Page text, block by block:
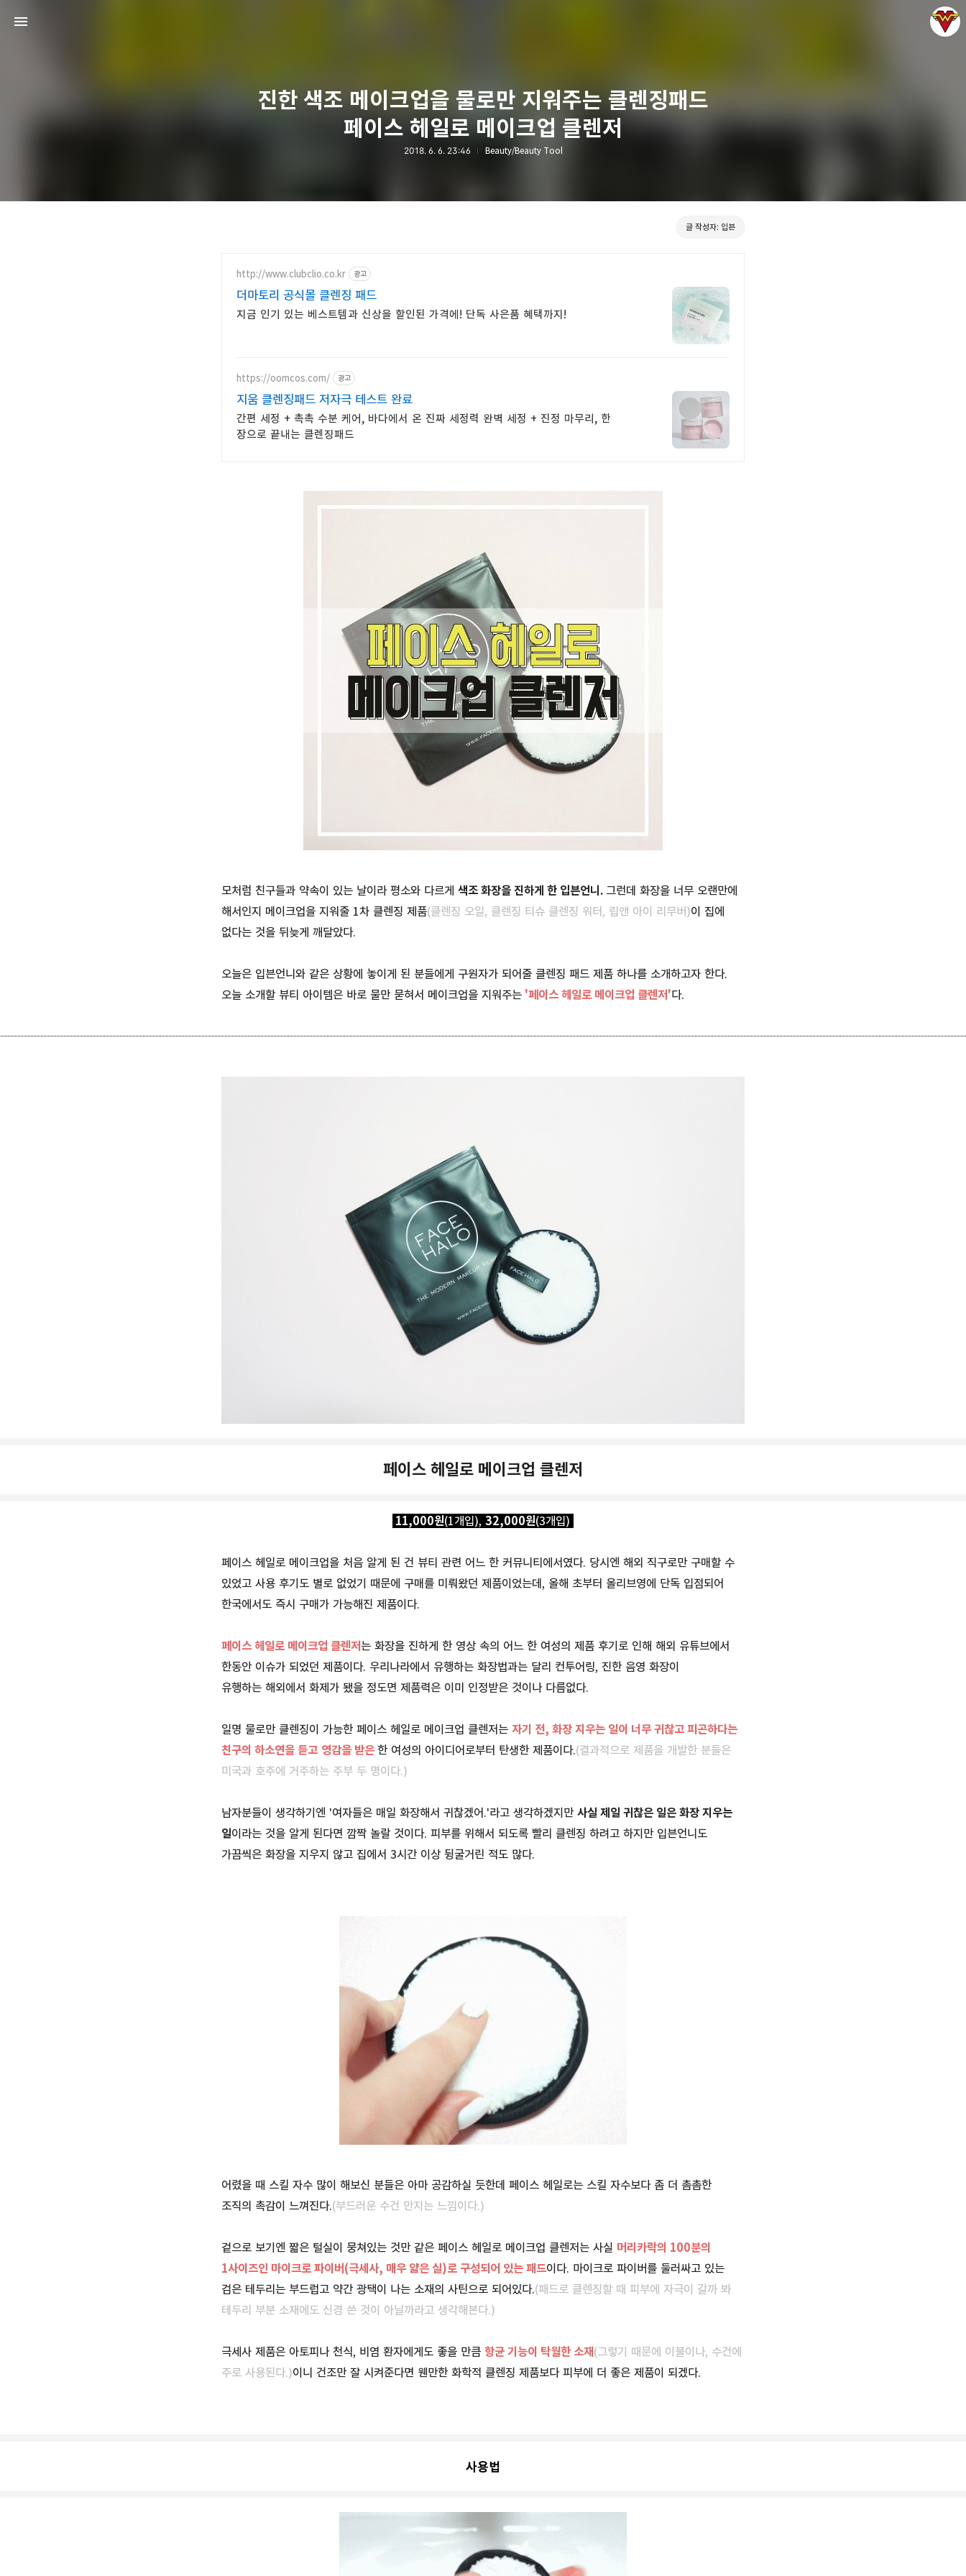
진한 색조 메이크업을 물로만 지워주는 클렌징패드
페이스 헤일로 메이크업 클렌저
2018. 6. 6. 23:46 Beauty/Beauty Tool
글 작성자: 입븐
http://www.clubclio.co.kr 광고
더마토리 공식몰 클렌징 패드
지금 인기 있는 베스트템과 신상을 할인된 가격에! 단독 사은품 혜택까지!
https://oomcos.com/ 광고
지움 클렌징패드 저자극 테스트 완료
간편 세정 + 촉촉 수분 케어, 바다에서 온 진짜 세정력 완벽 세정 + 진정 마무리, 한
장으로 끝내는 클렌징패드
모처럼 친구들과 약속이 있는 날이라 평소와 다르게 색조 화장을 진하게 한 입븐언니. 그런데 화장을 너무 오랜만에
해서인지 메이크업을 지워줄 1차 클렌징 제품(클렌징 오일, 클렌징 티슈 클렌징 워터, 립앤 아이 리무버)이 집에
없다는 것을 뒤늦게 깨달았다.
오늘은 입븐언니와 같은 상황에 놓이게 된 분들에게 구원자가 되어줄 클렌징 패드 제품 하나를 소개하고자 한다.
오늘 소개할 뷰티 아이템은 바로 물만 묻혀서 메이크업을 지워주는 '페이스 헤일로 메이크업 클렌저'다.
페이스 헤일로 메이크업 클렌저
11,000원(1개입), 32,000원(3개입)
페이스 헤일로 메이크업을 처음 알게 된 건 뷰티 관련 어느 한 커뮤니티에서였다. 당시엔 해외 직구로만 구매할 수
있었고 사용 후기도 별로 없었기 때문에 구매를 미뤄왔던 제품이었는데, 올해 초부터 올리브영에 단독 입점되어
한국에서도 즉시 구매가 가능해진 제품이다.
페이스 헤일로 메이크업 클렌저는 화장을 진하게 한 영상 속의 어느 한 여성의 제품 후기로 인해 해외 유튜브에서
한동안 이슈가 되었던 제품이다. 우리나라에서 유행하는 화장법과는 달리 컨투어링, 진한 음영 화장이
유행하는 해외에서 화제가 됐을 정도면 제품력은 이미 인정받은 것이나 다름없다.
일명 물로만 클렌징이 가능한 페이스 헤일로 메이크업 클렌저는 자기 전, 화장 지우는 일이 너무 귀찮고 피곤하다는
친구의 하소연을 듣고 영감을 받은 한 여성의 아이디어로부터 탄생한 제품이다.(결과적으로 제품을 개발한 분들은
미국과 호주에 거주하는 주부 두 명이다.)
남자분들이 생각하기엔 '여자들은 매일 화장해서 귀찮겠어.'라고 생각하겠지만 사실 제일 귀찮은 일은 화장 지우는
일이라는 것을 알게 된다면 깜짝 놀랄 것이다. 피부를 위해서 되도록 빨리 클렌징 하려고 하지만 입븐언니도
가끔씩은 화장을 지우지 않고 집에서 3시간 이상 뒹굴거린 적도 많다.
어렸을 때 스킬 자수 많이 해보신 분들은 아마 공감하실 듯한데 페이스 헤일로는 스킬 자수보다 좀 더 촘촘한
조직의 촉감이 느껴진다.(부드러운 수건 만지는 느낌이다.)
겉으로 보기엔 짧은 털실이 뭉쳐있는 것만 같은 페이스 헤일로 메이크업 클렌저는 사실 머리카락의 100분의
1사이즈인 마이크로 파이버(극세사, 매우 얇은 실)로 구성되어 있는 패드이다. 마이크로 파이버를 둘러싸고 있는
검은 테두리는 부드럽고 약간 광택이 나는 소재의 사틴으로 되어있다.(패드로 클렌징할 때 피부에 자극이 갈까 봐
테두리 부분 소재에도 신경 쓴 것이 아닐까라고 생각해본다.)
극세사 제품은 아토피나 천식, 비염 환자에게도 좋을 만큼 항균 기능이 탁월한 소재 (그렇기 때문에 이불이나, 수건에
주로 사용된다.)이니 건조만 잘 시켜준다면 웬만한 화학적 클렌징 제품보다 피부에 더 좋은 제품이 되겠다.
사용법